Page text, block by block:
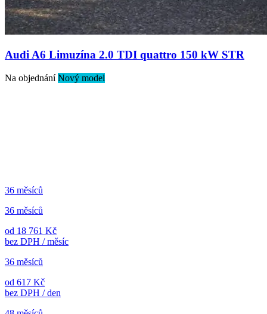
Audi A6 Limuzína 2.0 TDI quattro 150 kW STR
Na objednáníNový model
36 měsíců
36 měsíců
od 18 761 Kč
bez DPH / měsíc
36 měsíců
od 617 Kč
bez DPH / den